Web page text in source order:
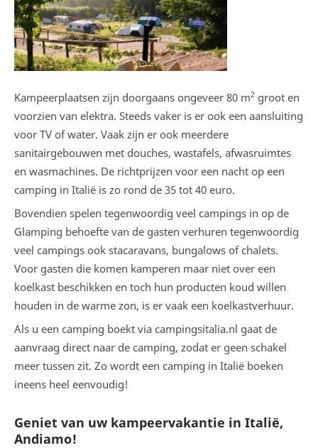
Kampeerplaatsen zijn doorgaans ongeveer 80 m2 groot en
voorzien van elektra. Steeds vaker is er ook een aansluiting
voor TV of water. Vaak zijn er ook meerdere
sanitairgebouwen met douches, wastafels, afwasruimtes
en wasmachines. De richtprijzen voor een nacht op een
camping in Italië is zo rond de 35 tot 40 euro.
Bovendien spelen tegenwoordig veel campings in op de
Glamping behoefte van de gasten verhuren tegenwoordig
veel campings ook stacaravans, bungalows of chalets.
Voor gasten die komen kamperen maar niet over een
koelkast beschikken en toch hun producten koud willen
houden in de warme zon, is er vaak een koelkastverhuur.
Als u een camping boekt via campingsitalia.nl gaat de
aanvraag direct naar de camping, zodat er geen schakel
meer tussen zit. Zo wordt een camping in Italië boeken
ineens heel eenvoudig!
Geniet van uw kampeervakantie in Italië,
Andiamo!